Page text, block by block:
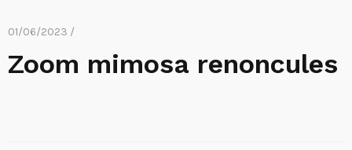
01/06/2023 /
Zoom mimosa renoncules